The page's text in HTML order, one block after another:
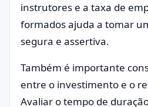
instrutores e a taxa de
formados ajuda a tomar
segura e assertiva.
Também é importante
entre o investimento e o
Avaliar o tempo de